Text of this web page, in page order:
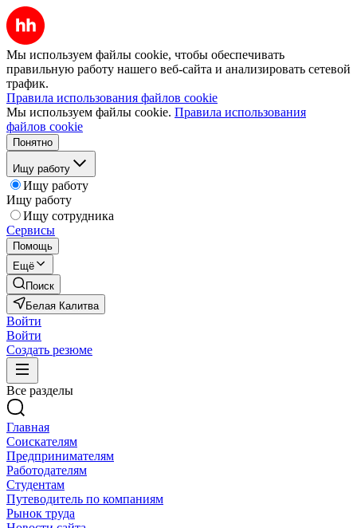
Мы используем файлы cookie, чтобы обеспечивать
правильную работу нашего веб-сайта и анализировать сетевой
трафик.
Правила использования файлов cookie
Мы используем файлы cookie. Правила использования
файлов cookie
Понятно
Ищу работу
Ищу работу
Ищу работу
Ищу сотрудника
Сервисы
Помощь
Ещё
Поиск
Белая Калитва
Войти
Войти
Создать резюме
Все разделы
Главная
Соискателям
Предпринимателям
Работодателям
Студентам
Путеводитель по компаниям
Рынок труда